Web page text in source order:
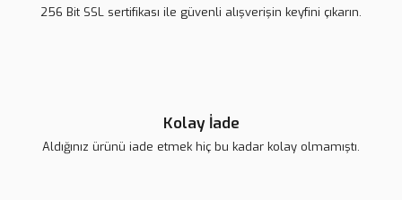
256 Bit SSL sertifikası ile güvenli alışverişin keyfini çıkarın.
Kolay İade
Aldığınız ürünü iade etmek hiç bu kadar kolay olmamıştı.